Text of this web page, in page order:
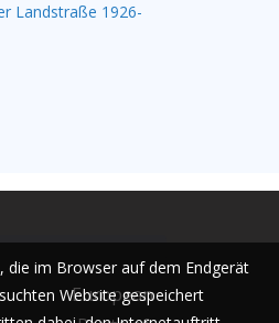
Landstraße 1926-
European
die im Browser auf dem Endgerät
Website gespeichert